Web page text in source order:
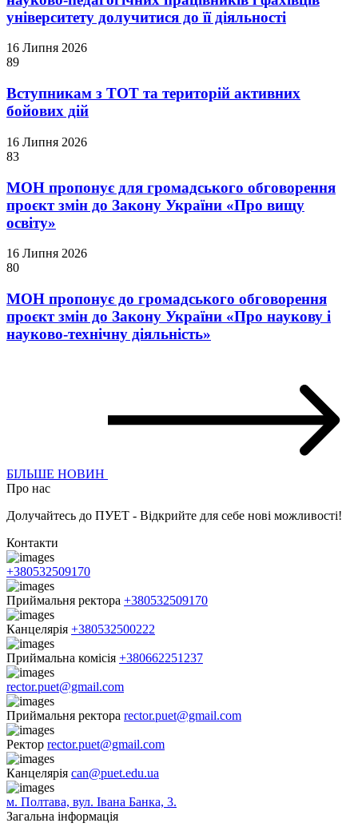
університету долучитися до її діяльності
16 Липня 2026
89
Вступникам з ТОТ та територій активних
бойових дій
16 Липня 2026
83
МОН пропонує для громадського обговорення
проєкт змін до Закону України «Про вищу
освіту»
16 Липня 2026
80
МОН пропонує до громадського обговорення
проєкт змін до Закону України «Про наукову і
науково-технічну діяльність»
БІЛЬШЕ НОВИН
Про нас
Долучайтесь до ПУЕТ - Відкрийте для себе нові можливості!
Контакти
+380532509170
Приймальня ректора +380532509170
Канцелярія +380532500222
Приймальна комісія +380662251237
rector.puet@gmail.com
Приймальня ректора rector.puet@gmail.com
Ректор rector.puet@gmail.com
Канцелярія can@puet.edu.ua
м. Полтава, вул. Івана Банка, 3.
Загальна інформація